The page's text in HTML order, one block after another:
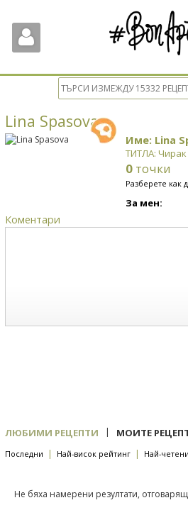
Lina Spasova
Име: Lina
ТИТЛА: Чирак
0 точки
Разберете как
За мен:
Коментари
ЛЮБИМИ РЕЦЕПТИ | МОИТЕ
Последни | Най-висок рейтинг | Най-четени
Не бяха намерени резултати,